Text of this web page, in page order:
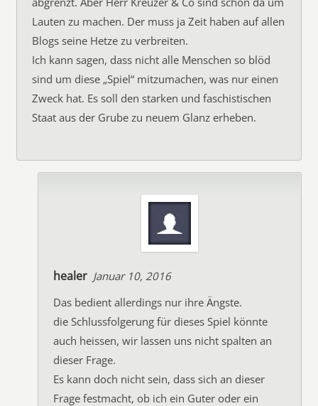
Lauten zu machen. Der muss ja Zeit haben auf allen
Blogs seine Hetze zu verbreiten.
Ich kann sagen, dass nicht alle Menschen so blöd
sind um diese „Spiel“ mitzumachen, was nur einen
Zweck hat. Es soll den starken und faschistischen
Staat aus der Grube zu neuem Glanz erheben.
healer Januar 10, 2016
Das bedient allerdings nur ihre Ängste.
die Schlussfolgerung für dieses Spiel könnte
auch heissen, wir lassen uns nicht spalten an
dieser Frage.
Es kann doch nicht sein, dass sich an dieser
Frage festmacht, ob ich ein Guter oder ein